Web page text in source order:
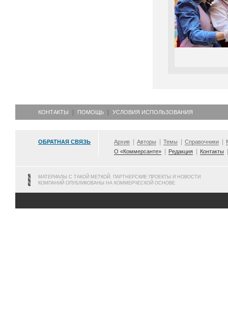
КОНТАКТЫ ПОМОЩЬ УСЛОВИЯ ИСПОЛЬЗОВАНИЯ
ОБРАТНАЯ СВЯЗЬ Архив Авторы Темы Справочники
О «Коммерсанте»
Редакция Контакты
МАТЕРИАЛЫ С ТАКОЙ МЕТКОЙ, ПАРТНЕРСКИЕ ПРОЕКТЫ И НОВОСТИ
КОМПАНИЙ ОПУБЛИКОВАНЫ НА КОММЕРЧЕСКОЙ ОСНОВЕ